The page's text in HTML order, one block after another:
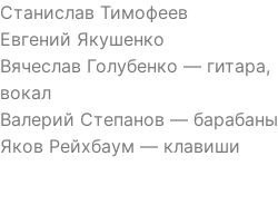
Станислав Тимофеев
Евгений Якушенко
Вячеслав Голубенко — гитара,
вокал
Валерий Степанов — барабаны
Яков Рейхбаум — клавиши